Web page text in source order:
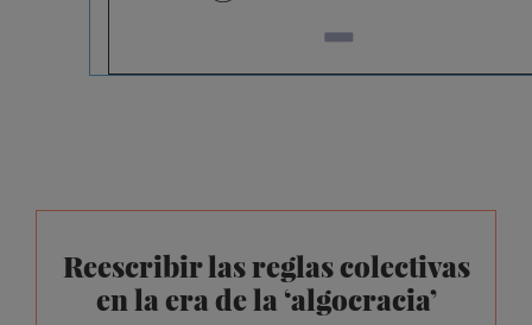
Reescribir las reglas colectivas
en la era de la ‘algocracia’